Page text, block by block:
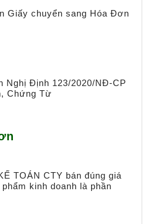
Giấy chuyển sang Hóa Đơn
Nghị Định 123/2020/NĐ-CP
Chứng Từ
TOÁN CTY bán đúng giá
kinh doanh là phần